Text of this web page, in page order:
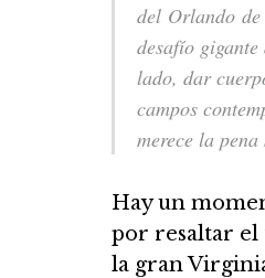
del Orlando
desafío
lado, dar
campos
merece la
Hay un
por resaltar el
la gran